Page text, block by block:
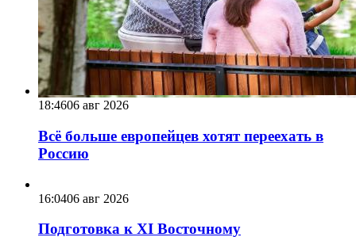
18:4606 авг 2026
Всё больше европейцев хотят переехать в
Россию
16:0406 авг 2026
Подготовка к XI Восточному